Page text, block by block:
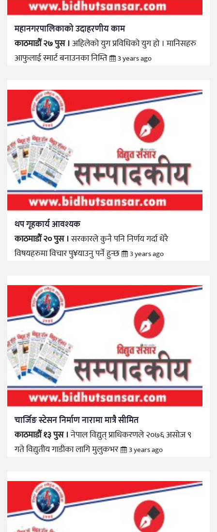
महानगरपालिकाको उदाहरणीय काम
काठमाडौं २७ पुस । अहिलेको युग प्रविधिको युग हो । मानिसहरु
आफुलाई स्मार्ट बनाउनका निम्ति
3 years ago
थप गृहकार्य आवश्यक
काठमाडौं २० पुस ।सरकारले कुनै पनि निर्णय गर्दा धेरै
विषयहरुमा विचार पु¥याउनु पर्ने हुन्छ
3 years ago
चार्जिङ स्टेसन निर्माण नारामा मात्रै सीमित
काठमाडौं १३ पुस ।नेपाल विद्युत् प्राधिकरणले २०७६ असोज ९
गते विद्युतीय गाडीका लागि मुलुकभर
3 years ago